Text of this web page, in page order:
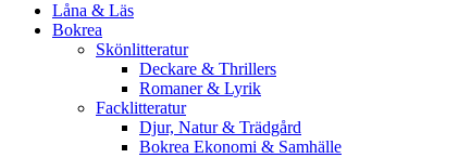
Låna & Läs
Bokrea
Skönlitteratur
Deckare & Thrillers
Romaner & Lyrik
Facklitteratur
Djur, Natur & Trädgård
Bokrea Ekonomi & Samhälle